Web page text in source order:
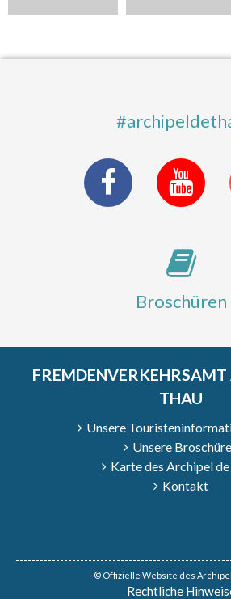
1/9
Broschüren
FREMDENVERKEHRSAMT
THAU
Unsere
Unsere
Karte des Archipel
Kontakt
© Offizielle Website des
Rechtliche